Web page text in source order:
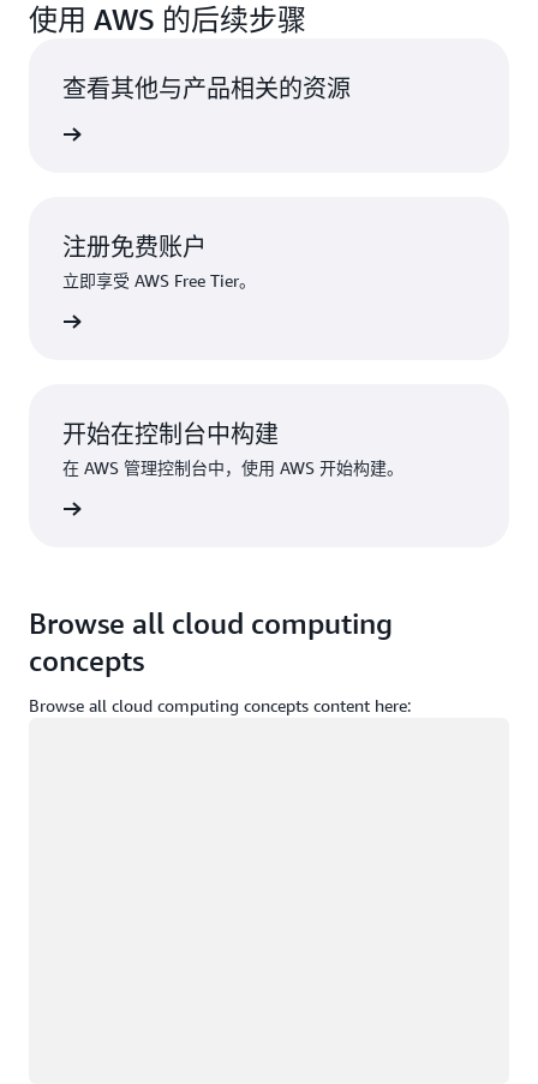
使用 AWS 的后续步骤
查看其他与产品相关的资源
注册免费账户
立即享受 AWS Free Tier。
开始在控制台中构建
在 AWS 管理控制台中，使用 AWS 开始构建。
Browse all cloud computing
concepts
Browse all cloud computing concepts content here: